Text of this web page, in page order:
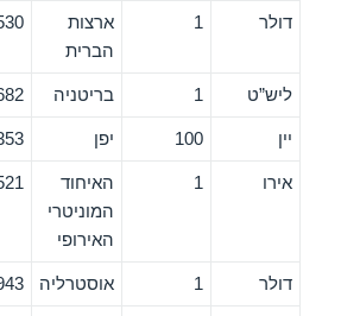
דולר 1
ארצות
הברית
ליש”ט 1 בריטניה
יין 100 יפן
אירו 1
האיחוד
המוניטרי
האירופי
דולר 1 אוסטרליה